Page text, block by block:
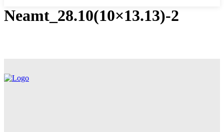
Neamt_28.10(10×13.13)-2